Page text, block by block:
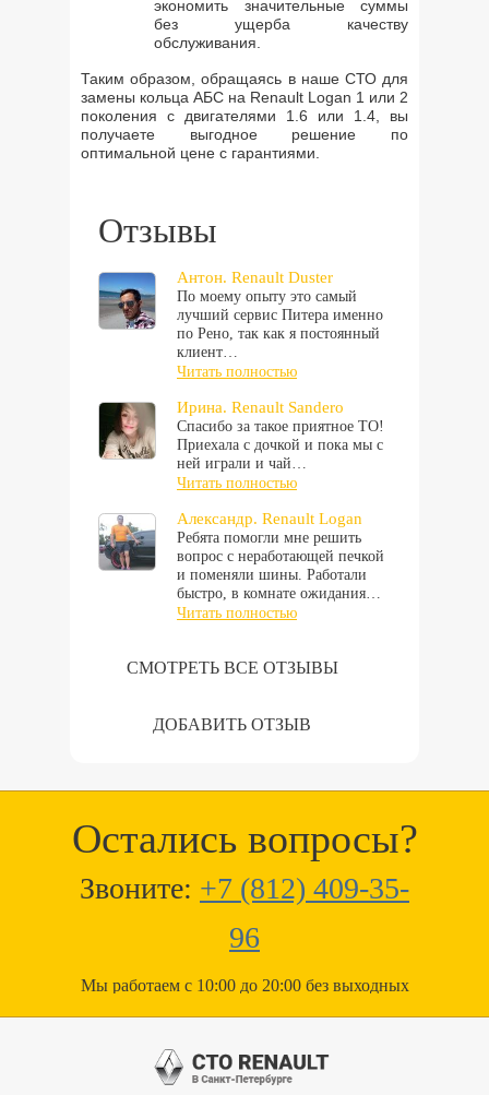
экономить значительные суммы
без ущерба качеству
обслуживания.
Таким образом, обращаясь в наше СТО для
замены кольца АБС на Renault Logan 1 или 2
поколения с двигателями 1.6 или 1.4, вы
получаете выгодное решение по
оптимальной цене с гарантиями.
Отзывы
Антон. Renault Duster
По моему опыту это самый
лучший сервис Питера именно
по Рено, так как я постоянный
клиент…
Читать полностью
Ирина. Renault Sandero
Спасибо за такое приятное ТО!
Приехала с дочкой и пока мы с
ней играли и чай…
Читать полностью
Александр. Renault Logan
Ребята помогли мне решить
вопрос с неработающей печкой
и поменяли шины. Работали
быстро, в комнате ожидания…
Читать полностью
СМОТРЕТЬ ВСЕ ОТЗЫВЫ
ДОБАВИТЬ ОТЗЫВ
Остались вопросы?
Звоните: +7 (812) 409-35-
96
Мы работаем с 10:00 до 20:00 без выходных